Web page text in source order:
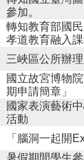
參加。
轉知教育部國
孝道教育融入
三峽區公所辦
國立故宮博物
期申請簡章」
國家表演藝術
活動
「腦洞一起開
暑假期間學生